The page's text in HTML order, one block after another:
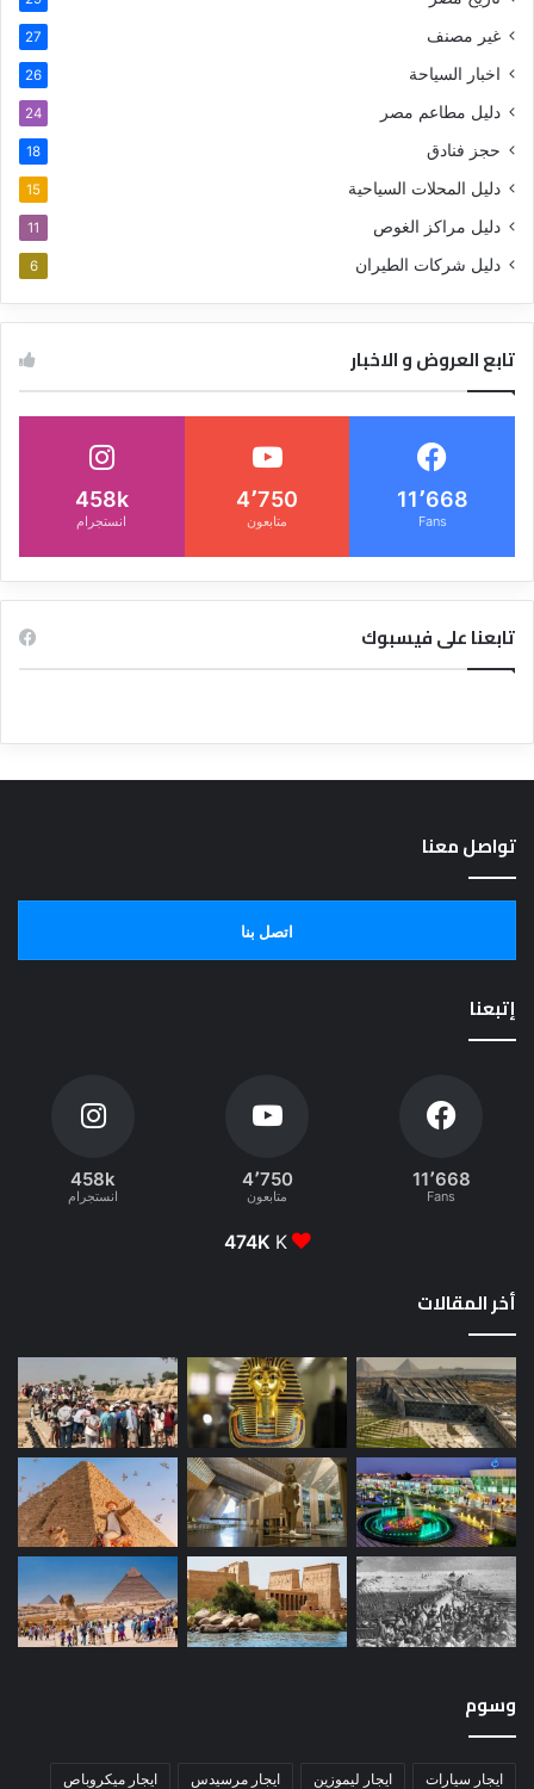
غير مصنف 27
اخبار السياحة 26
دليل مطاعم مصر 24
حجز فنادق 18
دليل المحلات السياحية 15
دليل مراكز الغوص 11
دليل شركات الطيران 6
تابع العروض و الاخبار
11٬668
Fans
4٬750
متابعون
458k
انستجرام
تابعنا على فيسبوك
تواصل معنا
اتصل بنا
إتبعنا
11٬668
Fans
4٬750
متابعون
458k
انستجرام
474K K
أخر المقالات
وسوم
ايجار سيارات ايجار ليموزين ايجار مرسيدس ايجار ميكروباص